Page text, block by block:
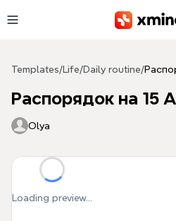
Templates/ Life/Daily routine/
Распорядок на 15
Olya
Loading preview...